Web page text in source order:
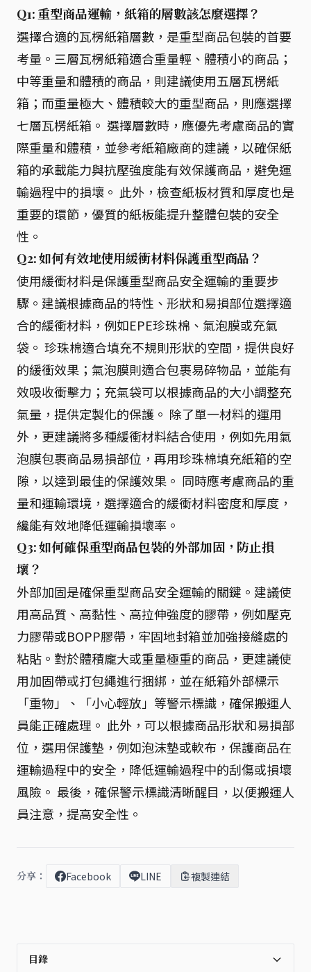
Q1: 重型商品運輸，紙箱的層數該怎麼選擇？
選擇合適的瓦楞紙箱層數，是重型商品包裝的首要
考量。三層瓦楞紙箱適合重量輕、體積小的商品；
中等重量和體積的商品，則建議使用五層瓦楞紙
箱；而重量極大、體積較大的重型商品，則應選擇
七層瓦楞紙箱。 選擇層數時，應優先考慮商品的實
際重量和體積，並參考紙箱廠商的建議，以確保紙
箱的承載能力與抗壓強度能有效保護商品，避免運
輸過程中的損壞。 此外，檢查紙板材質和厚度也是
重要的環節，優質的紙板能提升整體包裝的安全
性。
Q2: 如何有效地使用緩衝材料保護重型商品？
使用緩衝材料是保護重型商品安全運輸的重要步
驟。建議根據商品的特性、形狀和易損部位選擇適
合的緩衝材料，例如EPE珍珠棉、氣泡膜或充氣
袋。 珍珠棉適合填充不規則形狀的空間，提供良好
的緩衝效果；氣泡膜則適合包裹易碎物品，並能有
效吸收衝擊力；充氣袋可以根據商品的大小調整充
氣量，提供定製化的保護。 除了單一材料的運用
外，更建議將多種緩衝材料結合使用，例如先用氣
泡膜包裹商品易損部位，再用珍珠棉填充紙箱的空
隙，以達到最佳的保護效果。 同時應考慮商品的重
量和運輸環境，選擇適合的緩衝材料密度和厚度，
纔能有效地降低運輸損壞率。
Q3: 如何確保重型商品包裝的外部加固，防止損
壞？
外部加固是確保重型商品安全運輸的關鍵。建議使
用高品質、高黏性、高拉伸強度的膠帶，例如壓克
力膠帶或BOPP膠帶，牢固地封箱並加強接縫處的
粘貼。對於體積龐大或重量極重的商品，更建議使
用加固帶或打包繩進行捆綁，並在紙箱外部標示
「重物」、「小心輕放」等警示標識，確保搬運人
員能正確處理。 此外，可以根據商品形狀和易損部
位，選用保護墊，例如泡沫墊或軟布，保護商品在
運輸過程中的安全，降低運輸過程中的刮傷或損壞
風險。 最後，確保警示標識清晰醒目，以便搬運人
員注意，提高安全性。
分享： Facebook LINE 複製連結
目錄